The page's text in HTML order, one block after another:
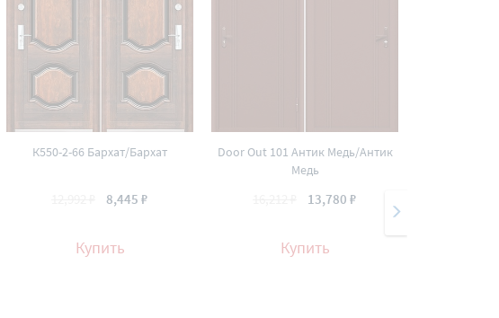
К550-2-66 Бархат/Бархат
8,445 ₽
Купить
Door Out 101 Антик Медь/Антик
Медь
13,780 ₽
Купить